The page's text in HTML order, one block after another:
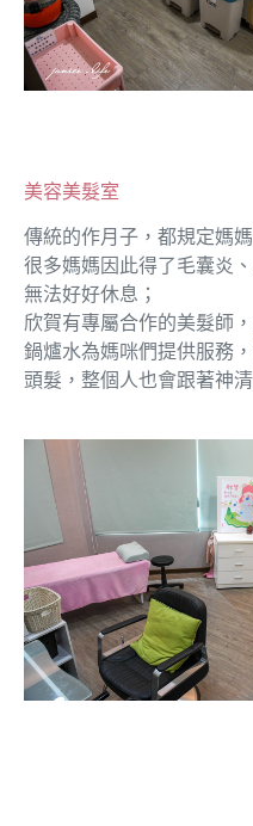
美容美髮室
傳統的作月子，都規定媽
很多媽媽因此得了毛囊炎
無法好好休息；
欣賀有專屬合作的美髮師
鍋爐水為媽咪們提供服務
頭髮，整個人也會跟著神清